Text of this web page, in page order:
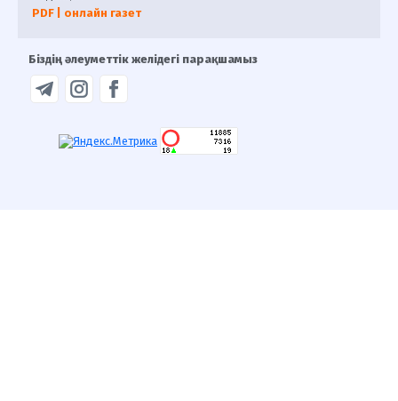
PDF | онлайн газет
Біздің әлеуметтік желідегі парақшамыз